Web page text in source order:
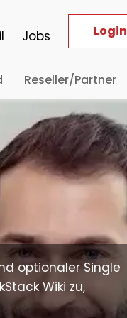
Jobs Login
Reseller/Partner
optionaler Single
Wiki zu,